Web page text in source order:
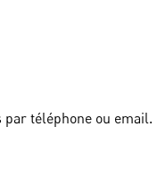
téléphone ou email.